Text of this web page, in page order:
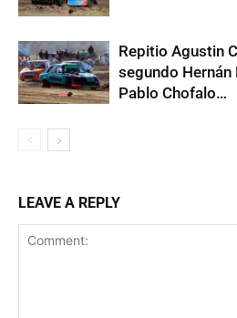
Repitio Agustin
segundo Hernán
Pablo Chofalo…
LEAVE A REPLY